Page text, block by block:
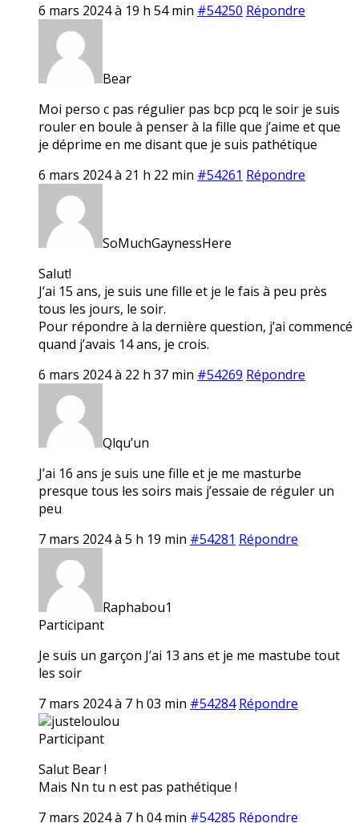
6 mars 2024 à 19 h 54 min #54250 Répondre
Bear
Moi perso c pas régulier pas bcp pcq le soir je suis
rouler en boule à penser à la fille que j’aime et que
je déprime en me disant que je suis pathétique
6 mars 2024 à 21 h 22 min #54261 Répondre
SoMuchGaynessHere
Salut!
J’ai 15 ans, je suis une fille et je le fais à peu près
tous les jours, le soir.
Pour répondre à la dernière question, j’ai commencé
quand j’avais 14 ans, je crois.
6 mars 2024 à 22 h 37 min #54269 Répondre
Qlqu’un
J’ai 16 ans je suis une fille et je me masturbe
presque tous les soirs mais j’essaie de réguler un
peu
7 mars 2024 à 5 h 19 min #54281 Répondre
Raphabou1
Participant
Je suis un garçon J’ai 13 ans et je me mastube tout
les soir
7 mars 2024 à 7 h 03 min #54284 Répondre
justeloulou
Participant
Salut Bear !
Mais Nn tu n est pas pathétique !
7 mars 2024 à 7 h 04 min #54285 Répondre